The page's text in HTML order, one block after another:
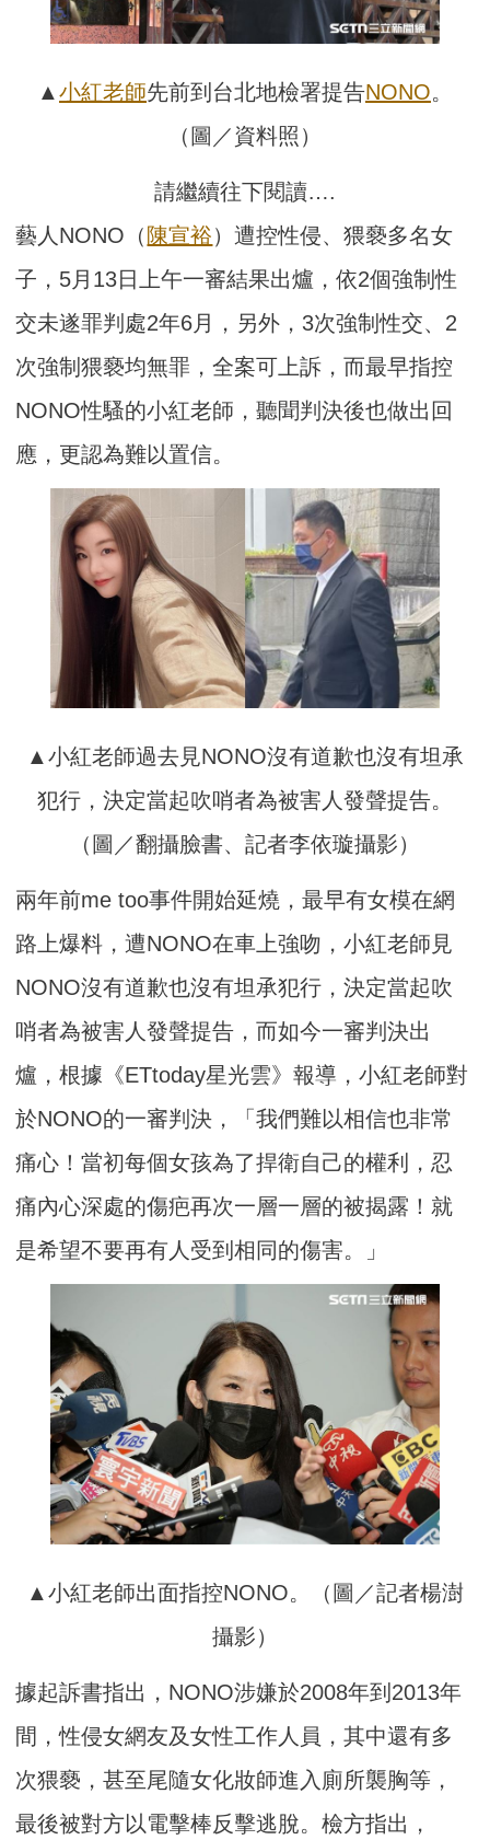
▲小紅老師先前到台北地檢署提告NONO。
（圖／資料照）
請繼續往下閱讀….
藝人NONO（ 陳宣裕）遭控性侵、猥褻多名女
子，5月13日上午一審結果出爐，依2個強制性
交未遂罪判處2年6月，另外，3次強制性交、2
次強制猥褻均無罪，全案可上訴，而最早指控
NONO性騷的小紅老師，聽聞判決後也做出回
應，更認為難以置信。
▲小紅老師過去見NONO沒有道歉也沒有坦承
犯行，決定當起吹哨者為被害人發聲提告。
（圖／翻攝臉書、記者李依璇攝影）
兩年前me too事件開始延燒，最早有女模在網
路上爆料，遭NONO在車上強吻，小紅老師見
NONO沒有道歉也沒有坦承犯行，決定當起吹
哨者為被害人發聲提告，而如今一審判決出
爐，根據《ETtoday星光雲》報導，小紅老師對
於NONO的一審判決，「我們難以相信也非常
痛心！當初每個女孩為了捍衛自己的權利，忍
痛內心深處的傷疤再次一層一層的被揭露！就
是希望不要再有人受到相同的傷害。」
▲小紅老師出面指控NONO。（圖／記者楊澍
攝影）
據起訴書指出，NONO涉嫌於2008年到2013年
間，性侵女網友及女性工作人員，其中還有多
次猥褻，甚至尾隨女化妝師進入廁所襲胸等，
最後被對方以電擊棒反擊逃脫。檢方指出，